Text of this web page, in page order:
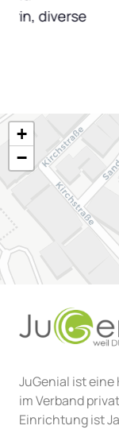
diverse
+
−
JuGenial ist
im Verband
Einrichtung ist